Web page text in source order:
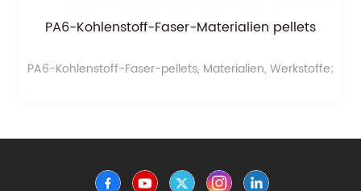
PA6-Kohlenstoff-Faser-Materialien pellets
PA6-Kohlenstoff-Faser-pellets, Materialien, Werkstoffe;